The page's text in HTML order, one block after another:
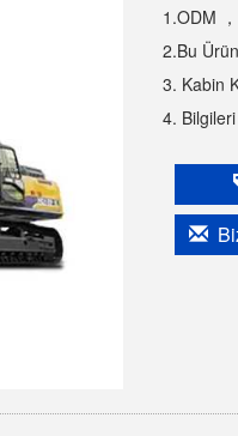
1.ODM
2.Bu
3. Kabin
4.